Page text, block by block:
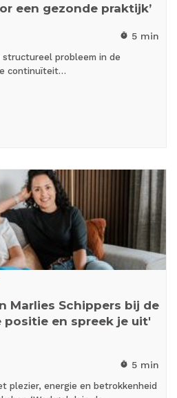
een gezonde praktijk’
timer 5 min
probleem in de
continuïteit…
Marlies Schippers bij de
positie en spreek je uit'
timer 5 min
plezier, energie en betrokkenheid